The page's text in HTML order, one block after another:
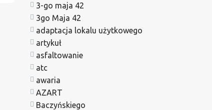
3-go maja 42
3go Maja 42
adaptacja lokalu użytkowego
artykuł
asfaltowanie
atc
awaria
AZART
Baczyńskiego